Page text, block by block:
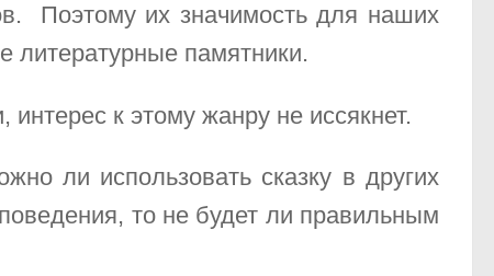
Поэтому их значимость для наших
литературные памятники.
к этому жанру не иссякнет.
ли использовать сказку в других
то не будет ли правильным